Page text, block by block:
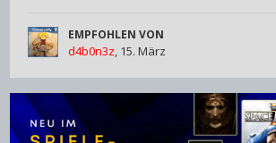
EMPFOHLEN VON
d4b0n3z, 15. März